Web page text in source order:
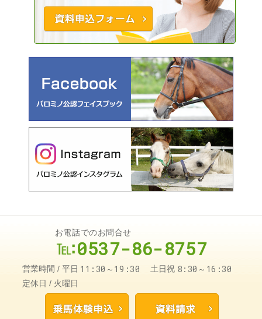
お電話でのお問合せ
0537-86-8757
営業時間 平日 11:30～19:30 土日祝 8:30～16:30
定休日 火曜日